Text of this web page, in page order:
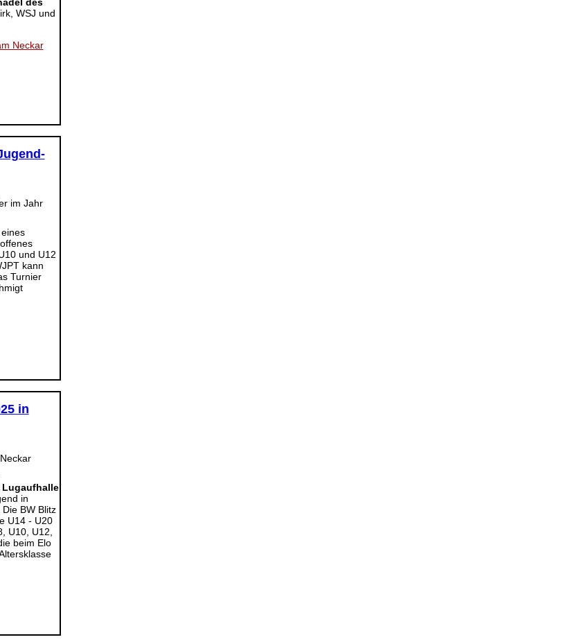
WSJ und
Neckar
und U12
kann
Turnier
in
Lugaufhalle
in
BW Blitz
U14 - U20
U10, U12,
beim Elo